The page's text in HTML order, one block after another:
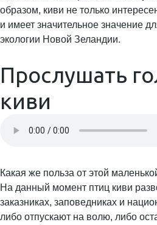
образом, киви не только
и имеет значительное значение
экологии Новой Зеландии.
Прослушать
киви
Какая же польза от этой
На данный момент птиц киви
заказниках, заповедниках и
либо отпускают на волю, либо